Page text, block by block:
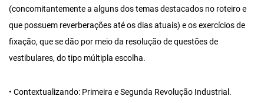
(concomitantemente a alguns dos temas destacados no roteiro e
que possuem reverberações até os dias atuais) e os exercícios de
fixação, que se dão por meio da resolução de questões de
vestibulares, do tipo múltipla escolha.
• Contextualizando: Primeira e Segunda Revolução Industrial.